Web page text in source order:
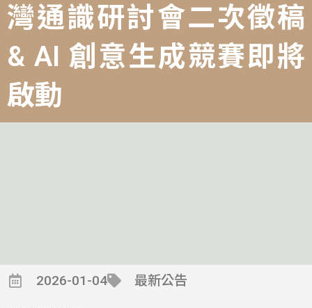
灣通識研討會二次徵稿
& AI 創意生成競賽即將
啟動
2026-01-04 最新公告